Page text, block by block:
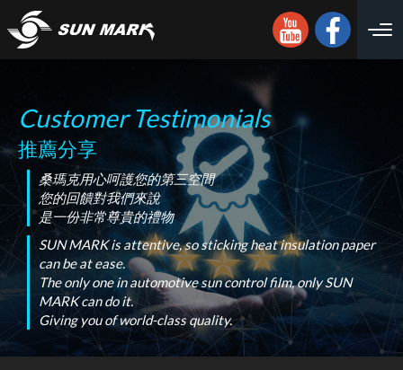
Customer Testimonials
推薦分享
桑瑪克用心呵護您的第三空間
您的回饋對我們來說
是一份非常尊貴的禮物
SUN MARK is attentive, so sticking heat insulation paper
can be at ease.
The only one in automotive sun control film, only SUN
MARK can do it.
Giving you of world-class quality.